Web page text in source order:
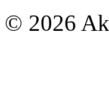
© 2026